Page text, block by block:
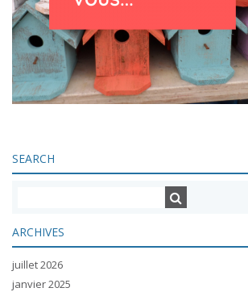
SEARCH
ARCHIVES
juillet 2026
janvier 2025